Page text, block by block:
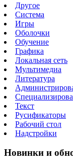
Другое
Система
Игры
Оболочки
Обучение
Графика
Локальная сеть
Мультимедиа
Литература
Текст
Русификаторы
Рабочий стол
Надстройки
Новинки и